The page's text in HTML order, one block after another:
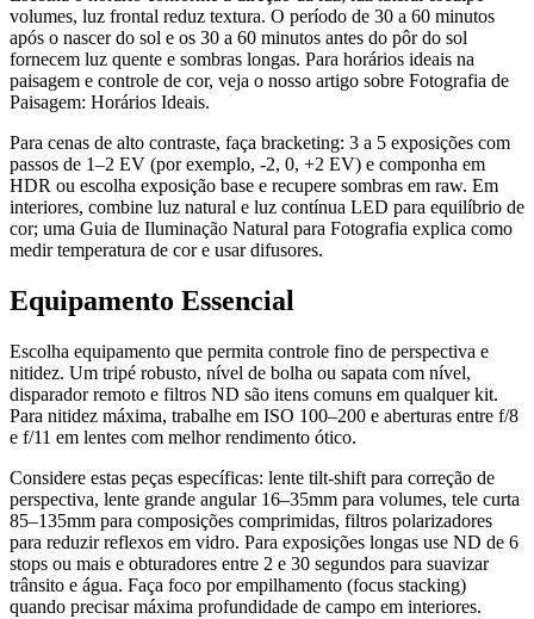
volumes, luz frontal reduz textura. O período de 30 a 60 minutos
após o nascer do sol e os 30 a 60 minutos antes do pôr do sol
fornecem luz quente e sombras longas. Para horários ideais na
paisagem e controle de cor, veja o nosso artigo sobre Fotografia de
Paisagem: Horários Ideais.
Para cenas de alto contraste, faça bracketing: 3 a 5 exposições com
passos de 1–2 EV (por exemplo, -2, 0, +2 EV) e componha em
HDR ou escolha exposição base e recupere sombras em raw. Em
interiores, combine luz natural e luz contínua LED para equilíbrio de
cor; uma Guia de Iluminação Natural para Fotografia explica como
medir temperatura de cor e usar difusores.
Equipamento Essencial
Escolha equipamento que permita controle fino de perspectiva e
nitidez. Um tripé robusto, nível de bolha ou sapata com nível,
disparador remoto e filtros ND são itens comuns em qualquer kit.
Para nitidez máxima, trabalhe em ISO 100–200 e aberturas entre f/8
e f/11 em lentes com melhor rendimento ótico.
Considere estas peças específicas: lente tilt-shift para correção de
perspectiva, lente grande angular 16–35mm para volumes, tele curta
85–135mm para composições comprimidas, filtros polarizadores
para reduzir reflexos em vidro. Para exposições longas use ND de 6
stops ou mais e obturadores entre 2 e 30 segundos para suavizar
trânsito e água. Faça foco por empilhamento (focus stacking)
quando precisar máxima profundidade de campo em interiores.